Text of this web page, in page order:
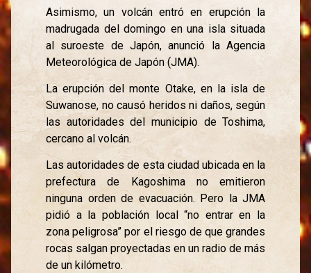
Asimismo, un volcán entró en erupción la
madrugada del domingo en una isla situada
al suroeste de Japón, anunció la Agencia
Meteorológica de Japón (JMA).
La erupción del monte Otake, en la isla de
Suwanose, no causó heridos ni daños, según
las autoridades del municipio de Toshima,
cercano al volcán.
Las autoridades de esta ciudad ubicada en la
prefectura de Kagoshima no emitieron
ninguna orden de evacuación. Pero la JMA
pidió a la población local “no entrar en la
zona peligrosa” por el riesgo de que grandes
rocas salgan proyectadas en un radio de más
de un kilómetro.